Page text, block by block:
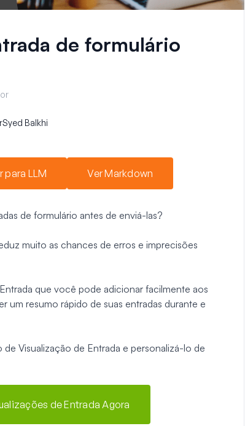
de formulário
Syed Balkhi
para LLM Ver Markdown
de formulário antes de enviá-las?
muito as chances de erros e imprecisões
que você pode adicionar facilmente aos
um resumo rápido de suas entradas durante e
Visualização de Entrada e personalizá-lo de
de Entrada Agora